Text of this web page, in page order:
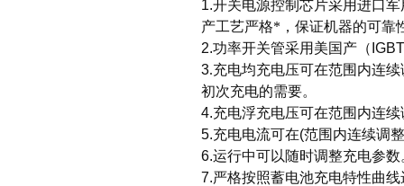
1.开关电源控制芯片采用进口军
产工艺严格*，保证机器的可靠
2.功率开关管采用美国产（ IGBT
3.充电均充电压可在范围内连
初次充电的需要。
4.充电浮充电压可在范围内连
5.充电电流可在(范围内连续调整
6.运行中可以随时调整充电参数
7.严格按照蓄电池充电特性曲